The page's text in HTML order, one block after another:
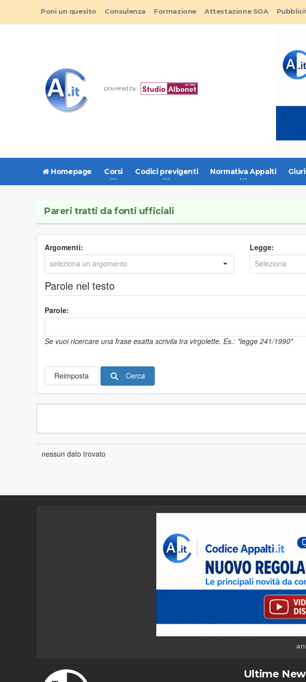
Poni un quesito Consulenza Formazione Attestazione SOA
powered by
Homepage Corsi Codici previgenti Normativa Appalti
Pareri tratti da fonti ufficiali
Argomenti: Legge:
Parole nel testo
Parole:
Se vuoi ricercare una frase esatta scrivila tra virgolette. Es.: "legge 241/1990"
Reimposta Cerca
nessun dato trovato
Ultime